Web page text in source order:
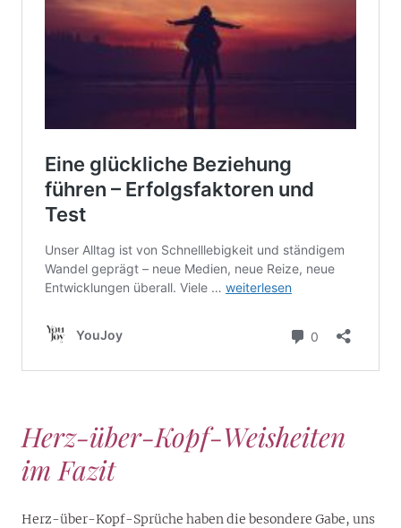
Herz-über-Kopf-Weisheiten
im Fazit
Herz-über-Kopf-Sprüche haben die besondere Gabe, uns